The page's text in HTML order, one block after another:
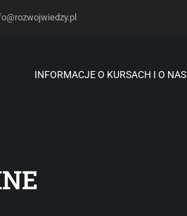
INFORMACJE O KURSACH I O NAS